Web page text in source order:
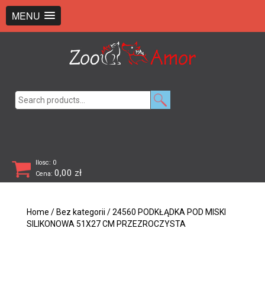
MENU
Ilosc: 0
Cena: 0,00 zł
Home / Bez kategorii / 24560 PODKŁĄDKA POD MISKI
SILIKONOWA 51X27 CM PRZEZROCZYSTA